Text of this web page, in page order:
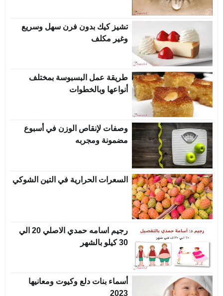
تشيز كيك بدون فرن سهل وسريع
وغير مكلف
طريقة عمل البسبوسة بمختلف
أنواعها وبالخطوات
وصفات لإنقاص الوزن في أسبوع
مضمونة ومجربه
السعرات الحرارية في التين الشوكي
رجيم اسامه حمدي الاصلي 20 الي
30 كيلو بالشهر
أسماء بنات دلع وكيوت ومعانيها
2023